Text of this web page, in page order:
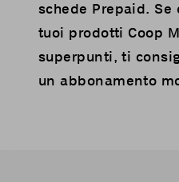
schede Prepaid. Se
tuoi prodotti Coop
superpunti, ti
un abbonamento